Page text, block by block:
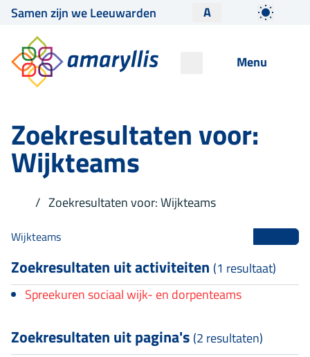
Samen zijn we Leeuwarden A
Menu
Zoekresultaten voor:
Wijkteams
Zoekresultaten voor: Wijkteams
Zoekresultaten uit activiteiten (1 resultaat)
Spreekuren sociaal wijk- en dorpenteams
Zoekresultaten uit pagina's (2 resultaten)